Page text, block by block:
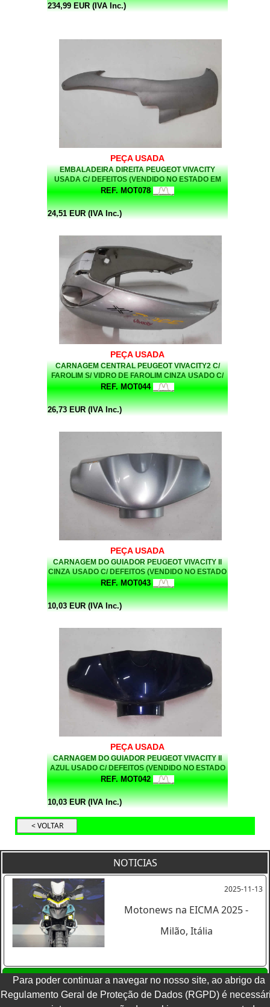
234,99 EUR (IVA Inc.)
PEÇA USADA
EMBALADEIRA DIREITA PEUGEOT VIVACITY
USADA C/ DEFEITOS (VENDIDO NO ESTADO EM
QUE SE ENCONTRA)
REF. MOT078
24,51 EUR (IVA Inc.)
PEÇA USADA
CARNAGEM CENTRAL PEUGEOT VIVACITY2 C/
FAROLIM S/ VIDRO DE FAROLIM CINZA USADO C/
DEFEITOS (VENDIDO NO ESTADO EM QUE SE
ENCONTRA)
REF. MOT044
26,73 EUR (IVA Inc.)
PEÇA USADA
CARNAGEM DO GUIADOR PEUGEOT VIVACITY II
CINZA USADO C/ DEFEITOS (VENDIDO NO ESTADO
EM QUE SE ENCONTRA)
REF. MOT043
10,03 EUR (IVA Inc.)
PEÇA USADA
CARNAGEM DO GUIADOR PEUGEOT VIVACITY II
AZUL USADO C/ DEFEITOS (VENDIDO NO ESTADO
EM QUE SE ENCONTRA)
REF. MOT042
10,03 EUR (IVA Inc.)
NOTICIAS
2025-11-13
Motonews na EICMA 2025 -
Milão, Itália
Ver todas as noticias
Para poder continuar a navegar no nosso site, ao abrigo da
Regulamento Geral de Proteção de Dados (RGPD) é